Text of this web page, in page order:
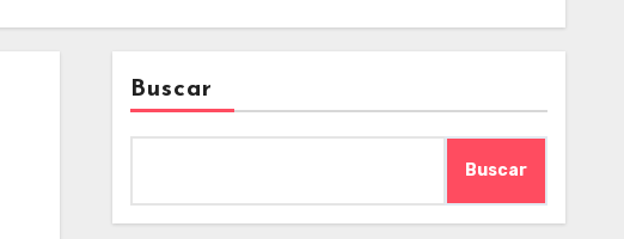
Buscar
Buscar